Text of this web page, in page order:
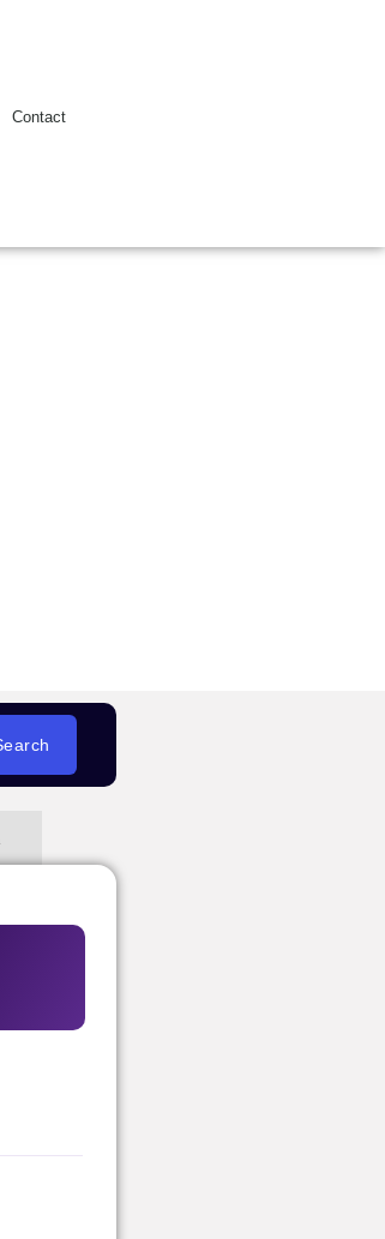
Contact